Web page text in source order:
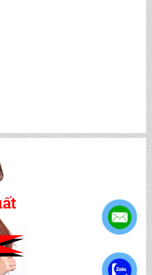
MS: TN 5016
.